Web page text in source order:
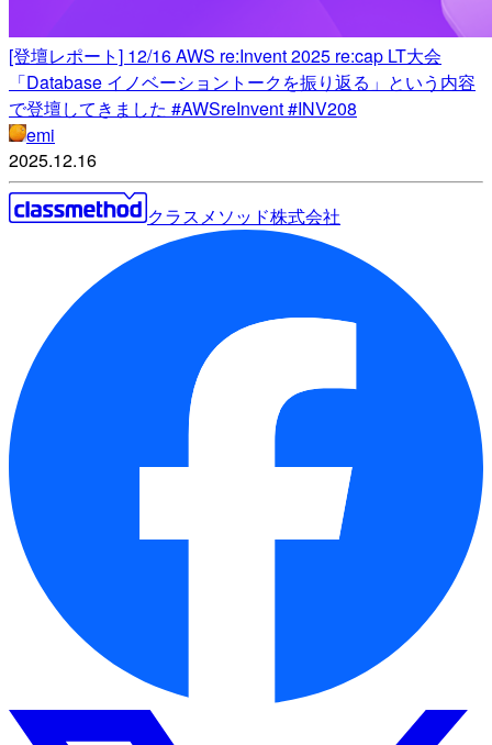
[登壇レポート] 12/16 AWS re:Invent 2025 re:cap LT大会
「Database イノベーショントークを振り返る」という内容
で登壇してきました #AWSreInvent #INV208
emi
2025.12.16
クラスメソッド株式会社